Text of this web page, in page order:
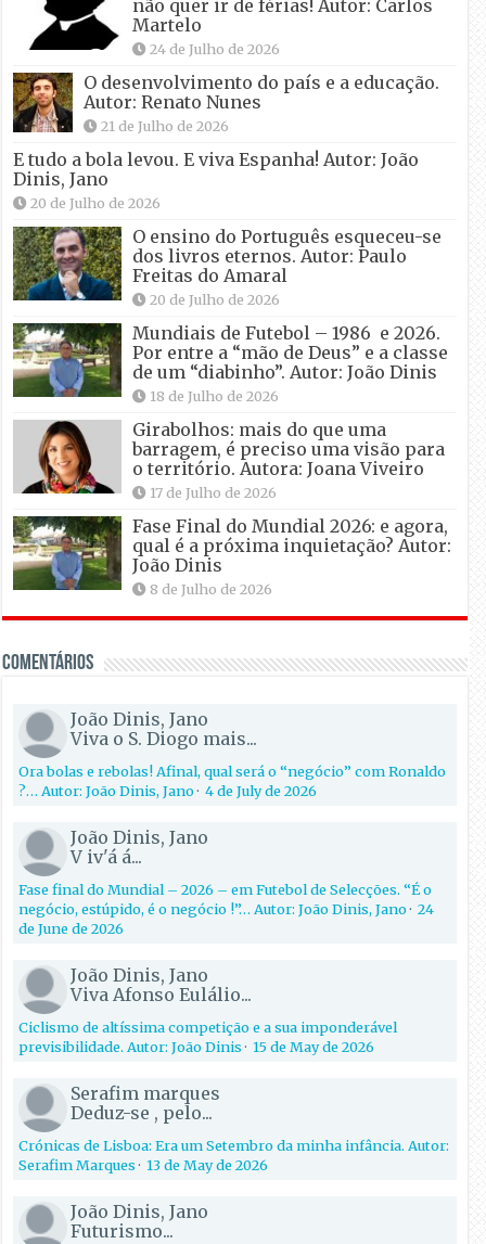
não quer ir de férias! Autor: Carlos
Martelo
24 de Julho de 2026
O desenvolvimento do país e a educação.
Autor: Renato Nunes
21 de Julho de 2026
E tudo a bola levou. E viva Espanha! Autor: João
Dinis, Jano
20 de Julho de 2026
O ensino do Português esqueceu-se
dos livros eternos. Autor: Paulo
Freitas do Amaral
20 de Julho de 2026
Mundiais de Futebol – 1986 e 2026.
Por entre a “mão de Deus” e a classe
de um “diabinho”. Autor: João Dinis
18 de Julho de 2026
Girabolhos: mais do que uma
barragem, é preciso uma visão para
o território. Autora: Joana Viveiro
17 de Julho de 2026
Fase Final do Mundial 2026: e agora,
qual é a próxima inquietação? Autor:
João Dinis
8 de Julho de 2026
Comentários
João Dinis, Jano
Viva o S. Diogo mais...
Ora bolas e rebolas! Afinal, qual será o “negócio” com Ronaldo
?… Autor: João Dinis, Jano·4 de July de 2026
João Dinis, Jano
V iv'á á...
Fase final do Mundial – 2026 – em Futebol de Selecções. “É o
negócio, estúpido, é o negócio !”… Autor: João Dinis, Jano·24
de June de 2026
João Dinis, Jano
Viva Afonso Eulálio...
Ciclismo de altíssima competição e a sua imponderável
previsibilidade. Autor: João Dinis·15 de May de 2026
Serafim marques
Deduz-se , pelo...
Crónicas de Lisboa: Era um Setembro da minha infância. Autor:
Serafim Marques·13 de May de 2026
João Dinis, Jano
Futurismo...